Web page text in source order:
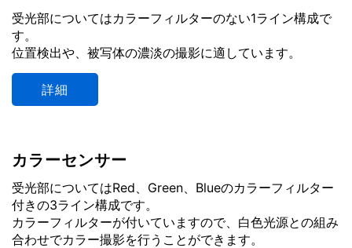
受光部についてはカラーフィルターのない1ライン構成で
す。
位置検出や、被写体の濃淡の撮影に適しています。
詳細
カラーセンサー
受光部についてはRed、Green、Blueのカラーフィルター
付きの3ライン構成です。
カラーフィルターが付いていますので、白色光源との組み
合わせでカラー撮影を行うことができます。